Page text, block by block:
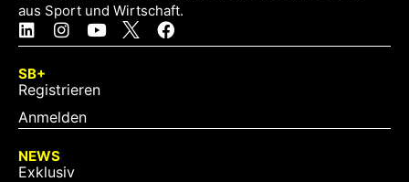
aus Sport und Wirtschaft.
SB+
Registrieren
Anmelden
NEWS
Exklusiv